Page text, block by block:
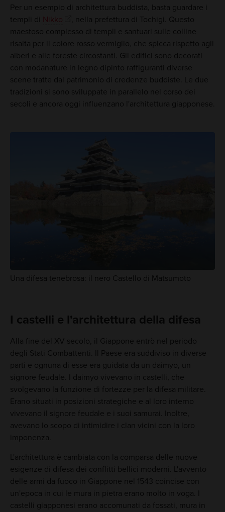
Per un esempio di architettura buddista, basta guardare i
templi di Nikko
, nella prefettura di Tochigi. Questo
maestoso complesso di templi e santuari sulle colline
risalta per il colore rosso vermiglio, che spicca rispetto agli
alberi e alle foreste circostanti. Gli edifici sono decorati
con modanature in legno dipinto raffiguranti diverse
scene tratte dal patrimonio di credenze buddiste. Le due
tradizioni si sono sviluppate in parallelo nel corso dei
secoli e ancora oggi influenzano l'architettura giapponese.
Una difesa tenebrosa: il nero Castello di Matsumoto
I castelli e l'architettura della difesa
Alla fine del XV secolo, il Giappone entrò nel periodo
degli Stati Combattenti. Il Paese era suddiviso in diverse
parti e ognuna di esse era guidata da un daimyo, un
signore feudale. I daimyo vivevano in castelli, che
svolgevano la funzione di fortezze per la difesa militare.
Erano situati in posizioni strategiche e al loro interno
vivevano il signore feudale e i suoi samurai. Inoltre,
avevano lo scopo di intimidire i clan vicini con la loro
imponenza.
L'architettura è cambiata con la comparsa delle nuove
esigenze di difesa dei conflitti bellici moderni. L'avvento
delle armi da fuoco in Giappone nel 1543 coincise con
un'epoca in cui le mura in pietra erano molto in voga. I
castelli giapponesi erano accomunati da fossati, mura in